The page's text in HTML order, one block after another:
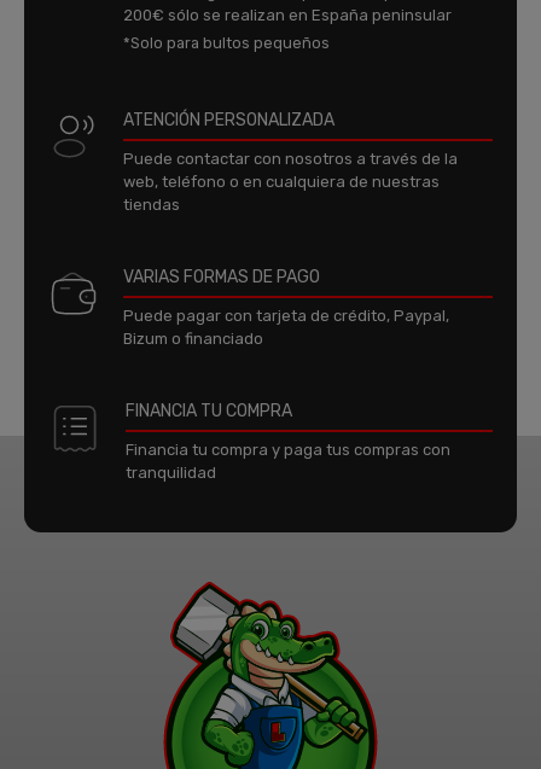
200€ sólo se realizan en España peninsular
*Solo para bultos pequeños
ATENCIÓN PERSONALIZADA
Puede contactar con nosotros a través de la
web, teléfono o en cualquiera de nuestras
tiendas
VARIAS FORMAS DE PAGO
Puede pagar con tarjeta de crédito, Paypal,
Bizum o financiado
FINANCIA TU COMPRA
Financia tu compra y paga tus compras con
tranquilidad